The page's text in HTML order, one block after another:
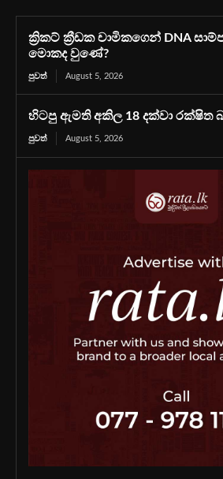
ක්‍රිකට් ක්‍රීඩක චාමිකගෙන් DNA
මොකද වුණේ?
පුවත් August 5, 2026
හිටපු ඇමති අකිල 18 දක්වා රක්ෂිත
පුවත් August 5, 2026